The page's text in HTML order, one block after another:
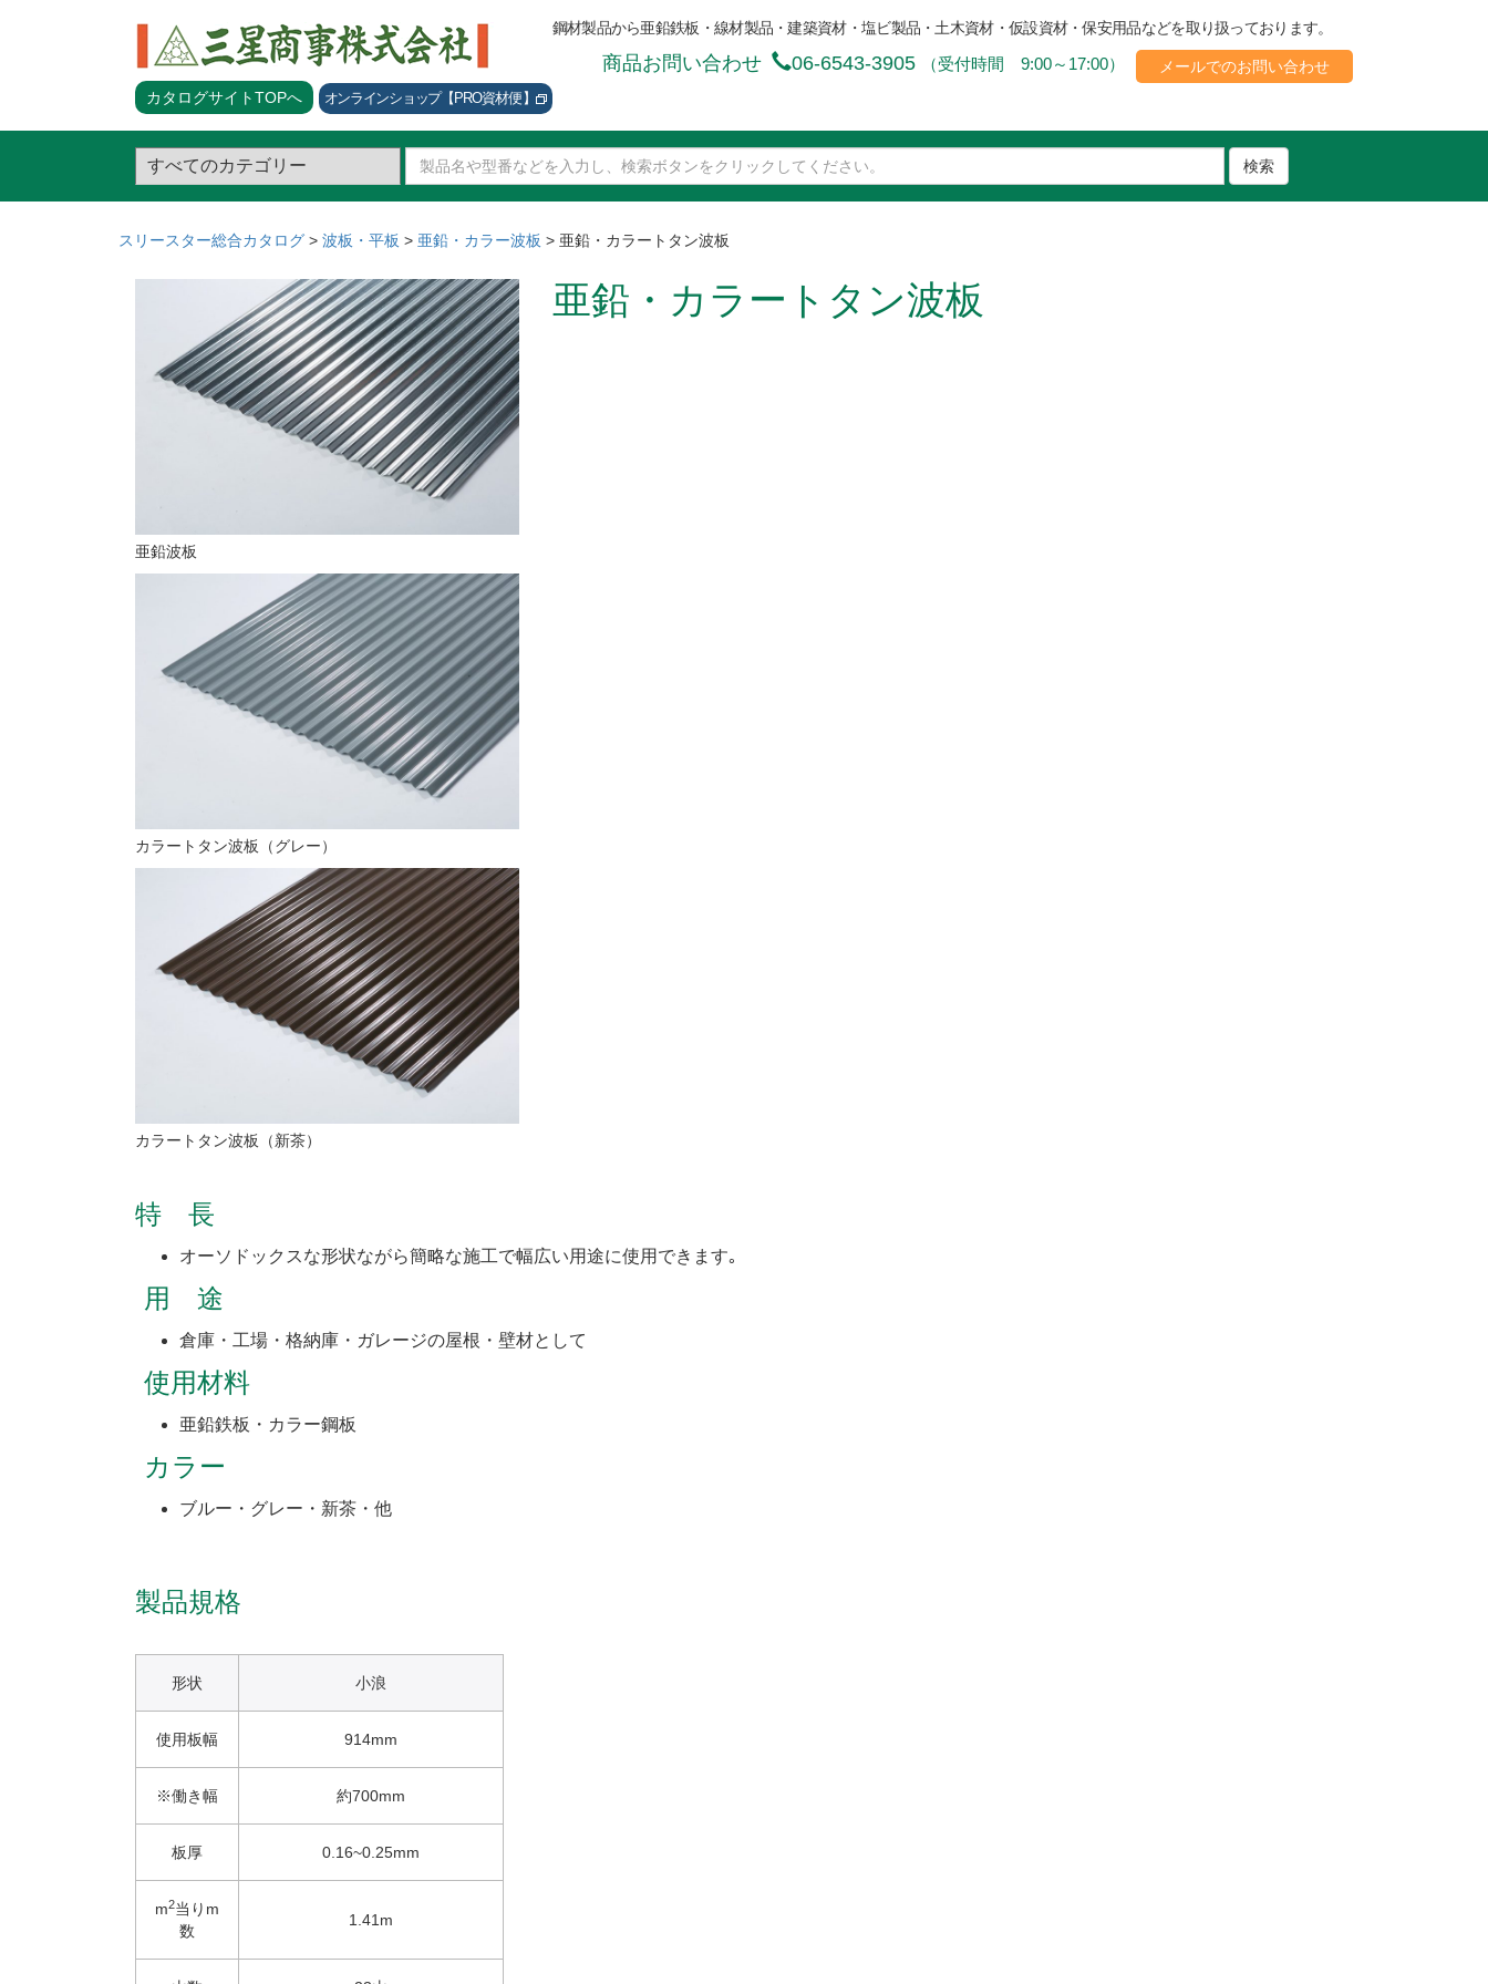
カタログサイトTOPへ オンラインショップ【PRO資材便】
鋼材製品から亜鉛鉄板・線材製品・建築資材・塩ビ製品・土木資材・仮設資材・保安用品などを取り扱っております。
商品お問い合わせ 06-6543-3905 （受付時間 9:00～17:00） メールでのお問い合わせ
検索
スリースター総合カタログ > 波板・平板 > 亜鉛・カラー波板 > 亜鉛・カラートタン波板
亜鉛波板
カラートタン波板（グレー）
カラートタン波板（新茶）
亜鉛・カラートタン波板
特 長
オーソドックスな形状ながら簡略な施工で幅広い用途に使用できます｡
用 途
倉庫・工場・格納庫・ガレージの屋根・壁材として
使用材料
亜鉛鉄板・カラー鋼板
カラー
ブルー・グレー・新茶・他
製品規格
形状 小浪
使用板幅 914mm
※働き幅 約700mm
板厚 0.16~0.25mm
m2当りm
数
1.41m